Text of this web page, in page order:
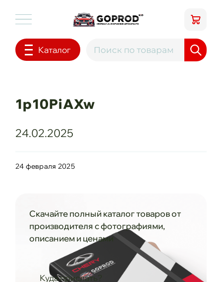
Каталог
1p10PiAXw
24.02.2025
24 февраля 2025
Скачайте полный каталог товаров от
производителя с фотографиями,
описанием и ценами
Куда прислать?